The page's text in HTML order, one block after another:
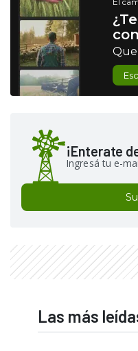
¡Enterate
Ingresá tu e-
Las más